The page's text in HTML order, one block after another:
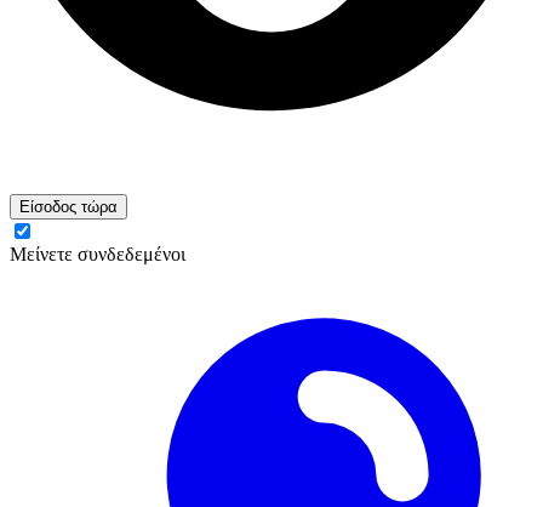
Είσοδος τώρα
Μείνετε συνδεδεμένοι